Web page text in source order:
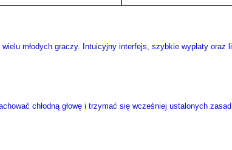
młodych graczy. Intuicyjny interfejs, szybkie wypłaty
chłodną głowę i trzymać się wcześniej ustalonych